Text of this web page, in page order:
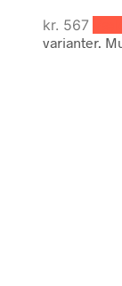
kr. 567
varianter.